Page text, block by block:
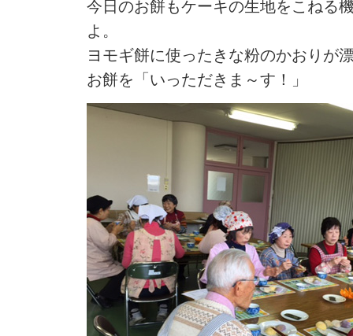
今日のお餅もケーキの生地をこねる
よ。
ヨモギ餅に使ったきな粉のかおりが
お餅を「いっただきま～す！」